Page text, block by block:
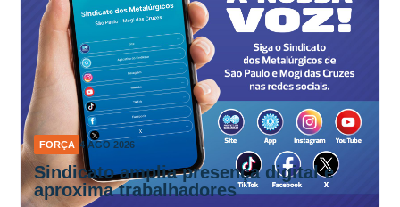
FORÇA 4 AGO 2026
Sindicato amplia presença digital e
aproxima trabalhadores